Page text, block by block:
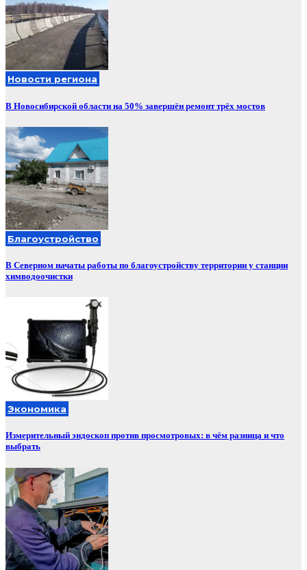
Новости региона
В Новосибирской области на 50% завершён ремонт трёх мостов
Благоустройство
В Северном начаты работы по благоустройству территории у станции
химводоочистки
Экономика
Измерительный эндоскоп против просмотровых: в чём разница и что
выбрать